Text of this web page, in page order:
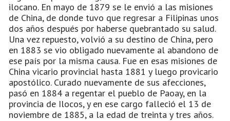
ilocano. En mayo de 1879 se le envió a las misiones
de China, de donde tuvo que regresar a Filipinas unos
dos años después por haberse quebrantado su salud.
Una vez repuesto, volvió a su destino de China, pero
en 1883 se vio obligado nuevamente al abandono de
ese país por la misma causa. Fue en esas misiones de
China vicario provincial hasta 1881 y luego provicario
apostólico. Curado nuevamente de sus afecciones,
pasó en 1884 a regentar el pueblo de Paoay, en la
provincia de Ilocos, y en ese cargo falleció el 13 de
noviembre de 1885, a la edad de treinta y tres años.